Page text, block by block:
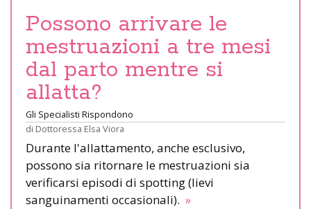
Possono arrivare le
mestruazioni a tre mesi
dal parto mentre si
allatta?
Gli Specialisti Rispondono
di Dottoressa Elsa Viora
Durante l'allattamento, anche esclusivo,
possono sia ritornare le mestruazioni sia
verificarsi episodi di spotting (lievi
sanguinamenti occasionali). »